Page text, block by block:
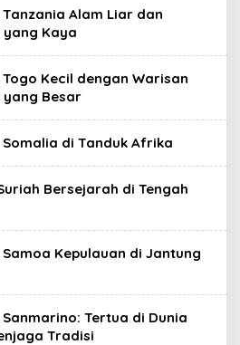
Alam Liar dan
yang Kaya
Kecil dengan Warisan
yang Besar
di Tanduk Afrika
Bersejarah di Tengah
Kepulauan di Jantung
Tertua di Dunia
Tradisi